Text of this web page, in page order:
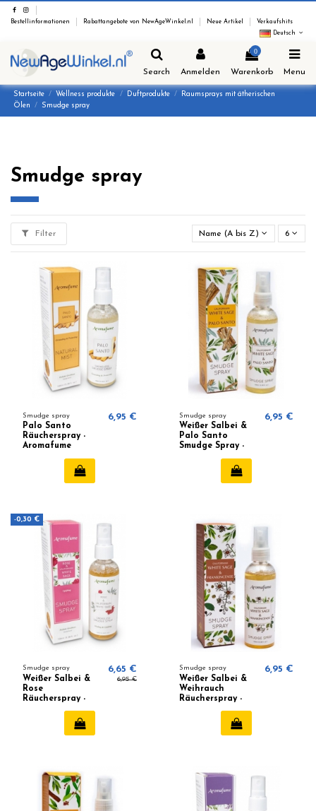
Bestellinformationen Rabattangebote von NewAgeWinkel.nl Neue Artikel
Verkaufshits
Deutsch
Search Anmelden
0
Warenkorb Menu
Startseite Wellness produkte Duftprodukte
Raumsprays mit ätherischen
Ölen
Smudge spray
Smudge spray
Filter Name (A bis Z) 6
Smudge spray
Palo Santo
Räucherspray -
Aromafume
6,95 € Smudge spray
Weißer Salbei &
Palo Santo
Smudge Spray -
6,95 €
-0,30 €
Smudge spray
Weißer Salbei &
Rose
Räucherspray -
6,65 €
6,95 €
Smudge spray
Weißer Salbei &
Weihrauch
Räucherspray -
6,95 €